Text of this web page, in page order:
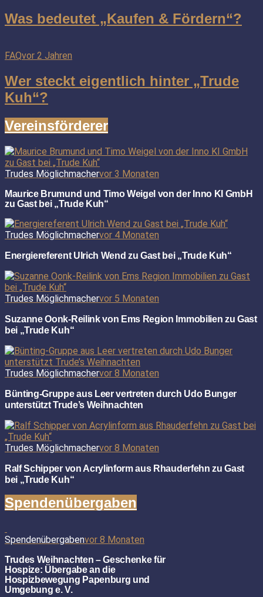
Was bedeutet „Kaufen & Fördern“?
FAQvor 2 Jahren
Wer steckt eigentlich hinter „Trude
Kuh“?
Vereinsförderer
Trudes Möglichmachervor 3 Monaten
Maurice Brumund und Timo Weigel von der Inno KI GmbH
zu Gast bei „Trude Kuh“
Trudes Möglichmachervor 4 Monaten
Energiereferent Ulrich Wend zu Gast bei „Trude Kuh“
Trudes Möglichmachervor 5 Monaten
Suzanne Oonk-Reilink von Ems Region Immobilien zu Gast
bei „Trude Kuh“
Trudes Möglichmachervor 8 Monaten
Bünting-Gruppe aus Leer vertreten durch Udo Bunger
unterstützt Trude’s Weihnachten
Trudes Möglichmachervor 8 Monaten
Ralf Schipper von Acrylinform aus Rhauderfehn zu Gast
bei „Trude Kuh“
Spendenübergaben
Spendenübergabenvor 8 Monaten
Trudes Weihnachten – Geschenke für
Hospize: Übergabe an die
Hospizbewegung Papenburg und
Umgebung e. V.